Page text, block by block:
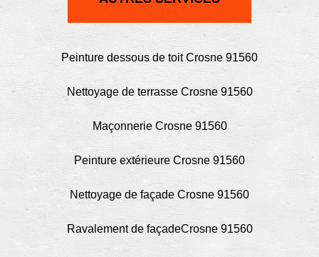
Peinture dessous de toit Crosne 91560
Nettoyage de terrasse Crosne 91560
Maçonnerie Crosne 91560
Peinture extérieure Crosne 91560
Nettoyage de façade Crosne 91560
Ravalement de façadeCrosne 91560